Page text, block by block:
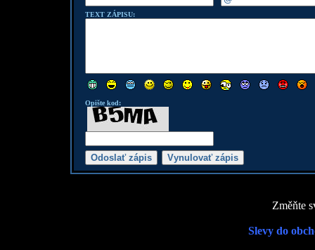
TEXT ZÁPISU:
Opište kod:
Změňte
Slevy do